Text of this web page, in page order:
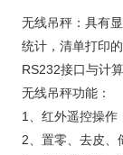
无线吊秤：具有
统计，清单打印
RS232接口与计
无线吊秤功能：
1、红外遥控操作
2、置零、去皮、